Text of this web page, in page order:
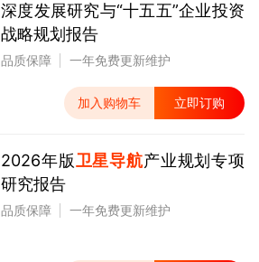
深度发展研究与“十五五”企业投资
战略规划报告
品质保障 一年免费更新维护
加入购物车 立即订购
2026年版卫星导航产业规划专项
研究报告
品质保障 一年免费更新维护